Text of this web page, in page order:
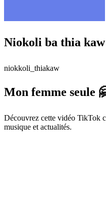
Niokoli ba thia
niokkoli_thiakaw
Mon femme seule
Découvrez cette vidéo TikTok
musique et actualités.